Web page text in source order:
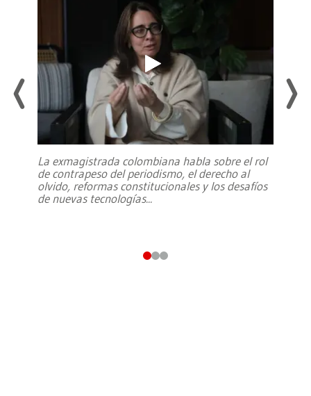
La exmagistrada colombiana habla sobre el rol
de contrapeso del periodismo, el derecho al
olvido, reformas constitucionales y los desafíos
de nuevas tecnologías...